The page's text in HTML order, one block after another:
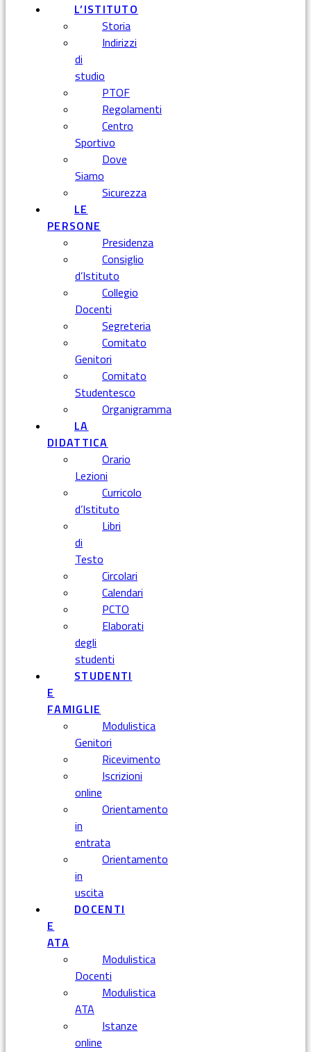
L’ISTITUTO
Storia
Indirizzi
di
studio
PTOF
Regolamenti
Centro
Sportivo
Dove
Siamo
Sicurezza
LE
PERSONE
Presidenza
Consiglio
d’Istituto
Collegio
Docenti
Segreteria
Comitato
Genitori
Comitato
Studentesco
Organigramma
LA
DIDATTICA
Orario
Lezioni
Curricolo
d’Istituto
Libri
di
Testo
Circolari
Calendari
PCTO
Elaborati
degli
studenti
STUDENTI
E
FAMIGLIE
Modulistica
Genitori
Ricevimento
Iscrizioni
online
Orientamento
in
entrata
Orientamento
in
uscita
DOCENTI
E
ATA
Modulistica
Docenti
Modulistica
ATA
Istanze
online